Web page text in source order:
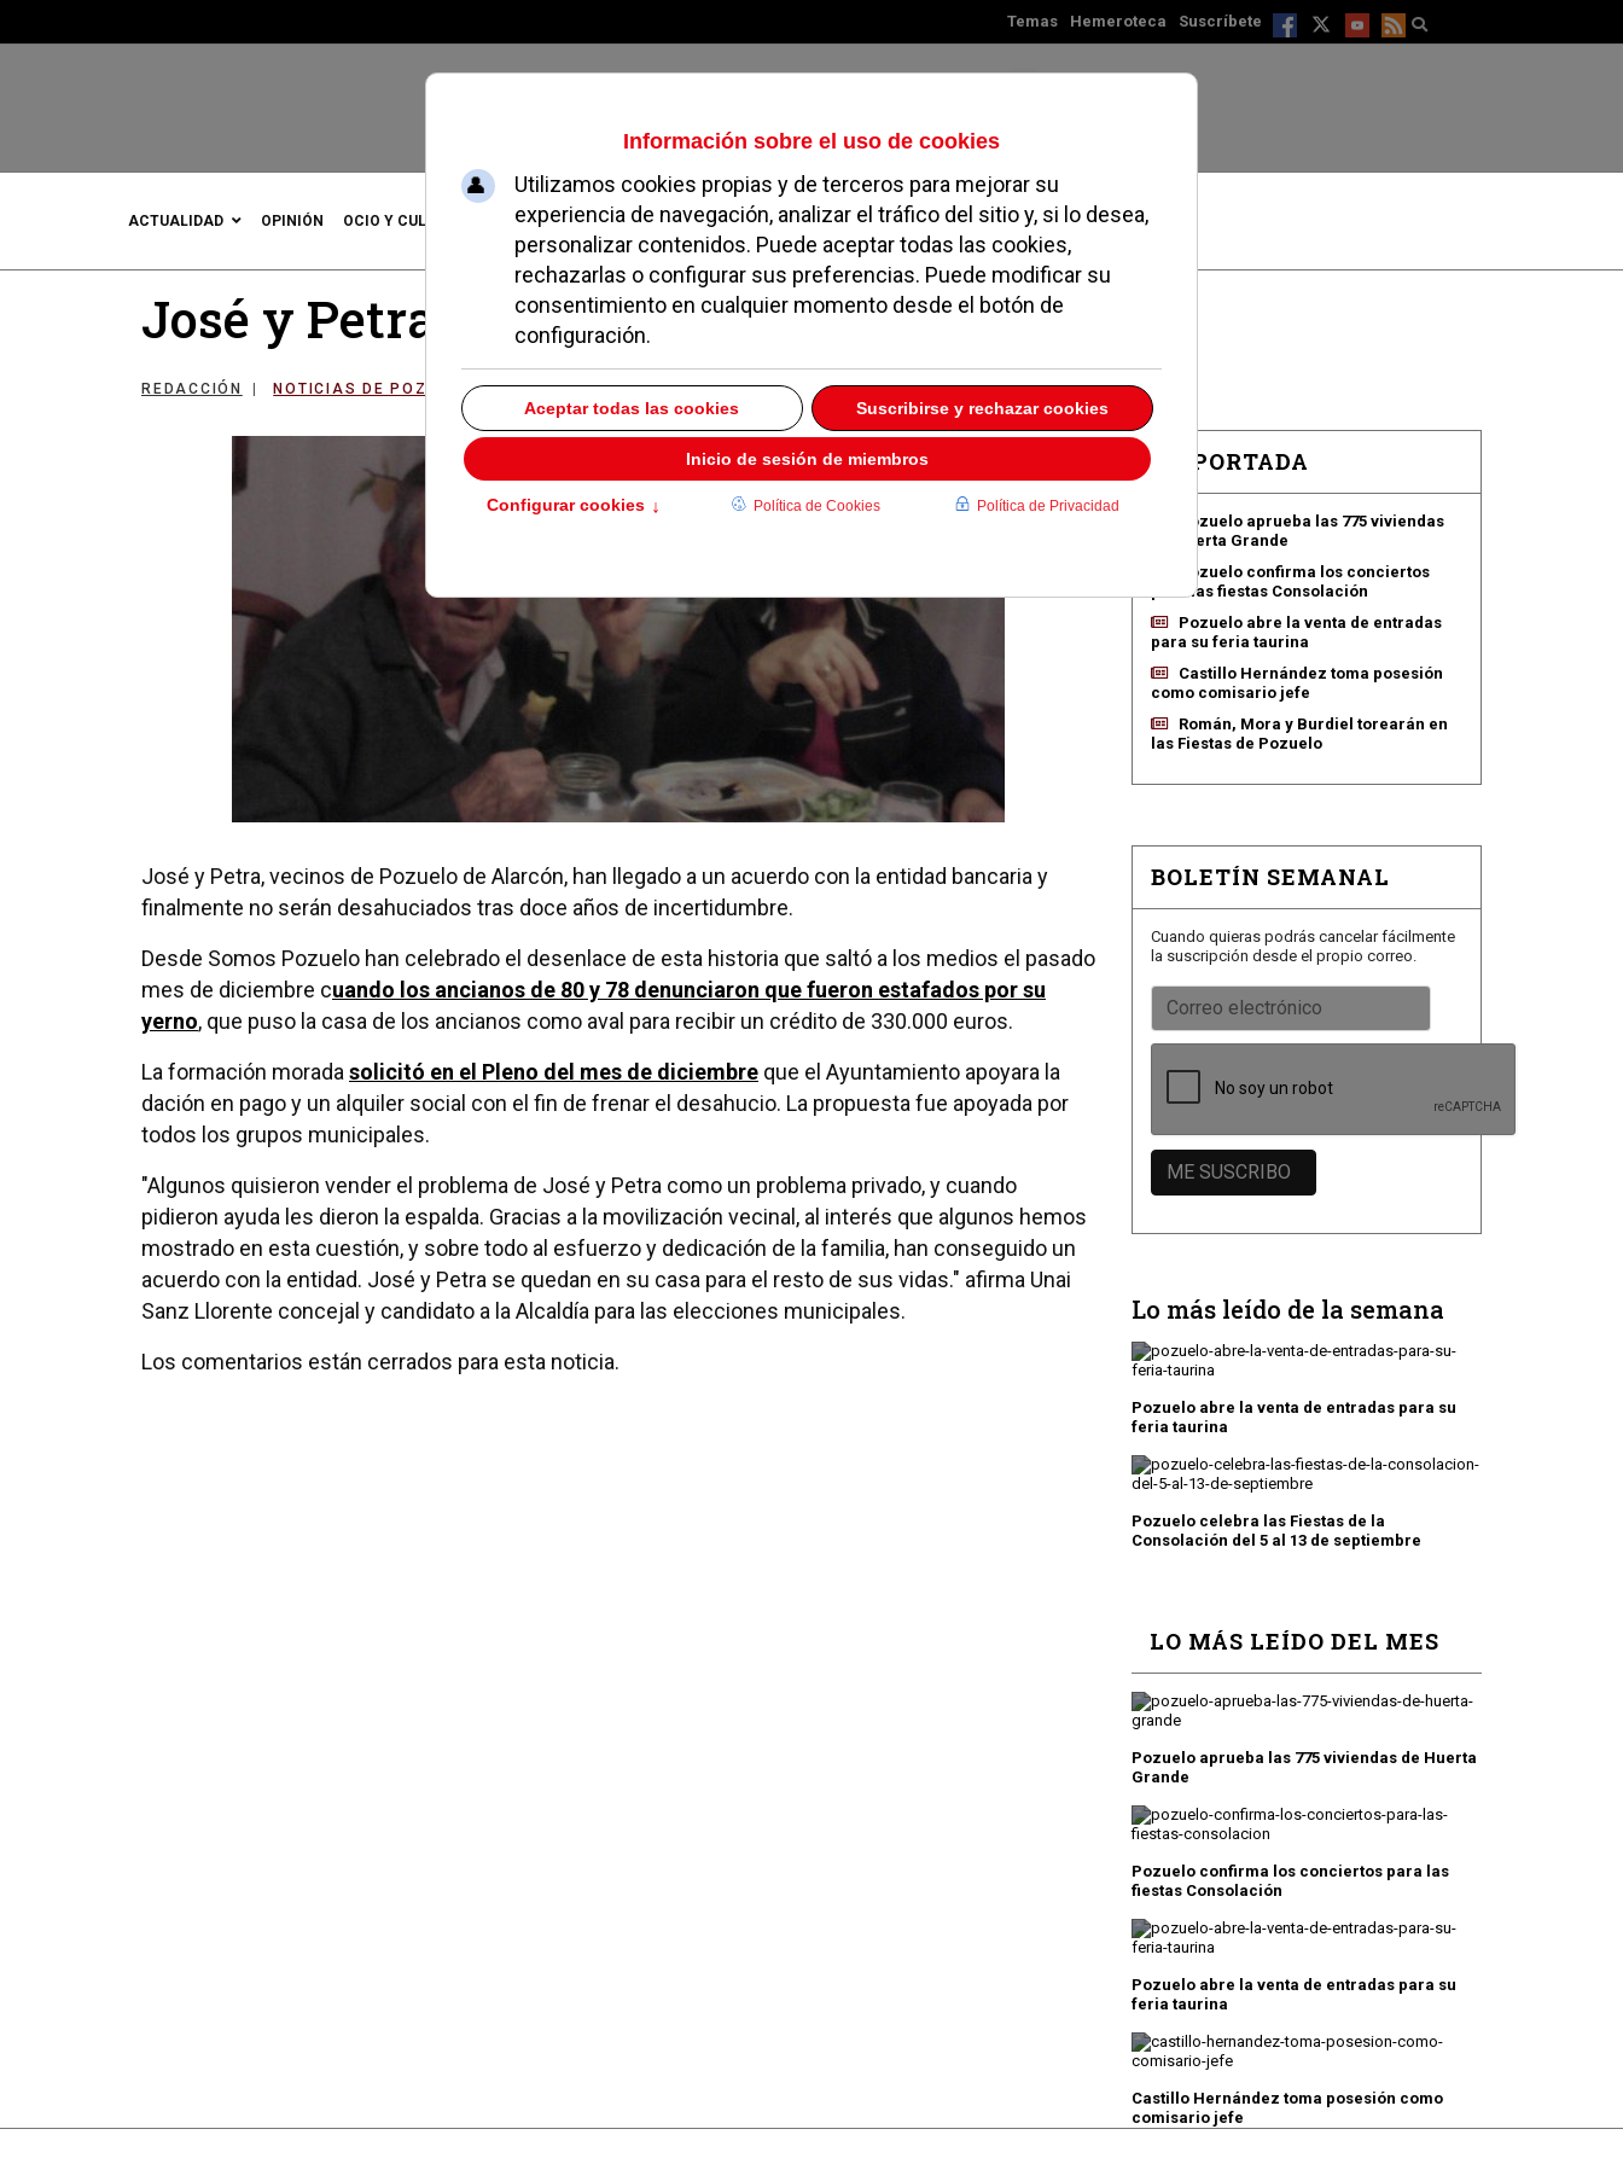
Temas Hemeroteca Suscríbete
Viernes, 07 de agosto de 2026
ACTUALIDAD OPINIÓN OCIO Y CULTURA DEPORTES MADRID NOROESTE SOCIEDAD MAGAZINE SERVICIOS
José y Petra no serán desahuciados
REDACCIÓN NOTICIAS DE POZUELO 15 MARZO 2019
José y Petra, vecinos de Pozuelo de Alarcón, han llegado a un acuerdo con la entidad bancaria y
finalmente no serán desahuciados tras doce años de incertidumbre.
Desde Somos Pozuelo han celebrado el desenlace de esta historia que saltó a los medios el pasado
mes de diciembre cuando los ancianos de 80 y 78 denunciaron que fueron estafados por su
yerno, que puso la casa de los ancianos como aval para recibir un crédito de 330.000 euros.
La formación morada solicitó en el Pleno del mes de diciembre que el Ayuntamiento apoyara la
dación en pago y un alquiler social con el fin de frenar el desahucio. La propuesta fue apoyada por
todos los grupos municipales.
"Algunos quisieron vender el problema de José y Petra como un problema privado, y cuando
pidieron ayuda les dieron la espalda. Gracias a la movilización vecinal, al interés que algunos hemos
mostrado en esta cuestión, y sobre todo al esfuerzo y dedicación de la familia, han conseguido un
acuerdo con la entidad. José y Petra se quedan en su casa para el resto de sus vidas." afirma Unai
Sanz Llorente concejal y candidato a la Alcaldía para las elecciones municipales.
Los comentarios están cerrados para esta noticia.
EN PORTADA
Pozuelo aprueba las 775 viviendas
de Huerta Grande
Pozuelo confirma los conciertos
para las fiestas Consolación
Pozuelo abre la venta de entradas
para su feria taurina
Castillo Hernández toma posesión
como comisario jefe
Román, Mora y Burdiel torearán en
las Fiestas de Pozuelo
BOLETÍN SEMANAL
Cuando quieras podrás cancelar fácilmente
la suscripción desde el propio correo.
Lo más leído de la semana
Pozuelo abre la venta de entradas para su
feria taurina
Pozuelo celebra las Fiestas de la
Consolación del 5 al 13 de septiembre
LO MÁS LEÍDO DEL MES
Pozuelo aprueba las 775 viviendas de Huerta
Grande
Pozuelo confirma los conciertos para las
fiestas Consolación
Pozuelo abre la venta de entradas para su
feria taurina
Castillo Hernández toma posesión como
comisario jefe